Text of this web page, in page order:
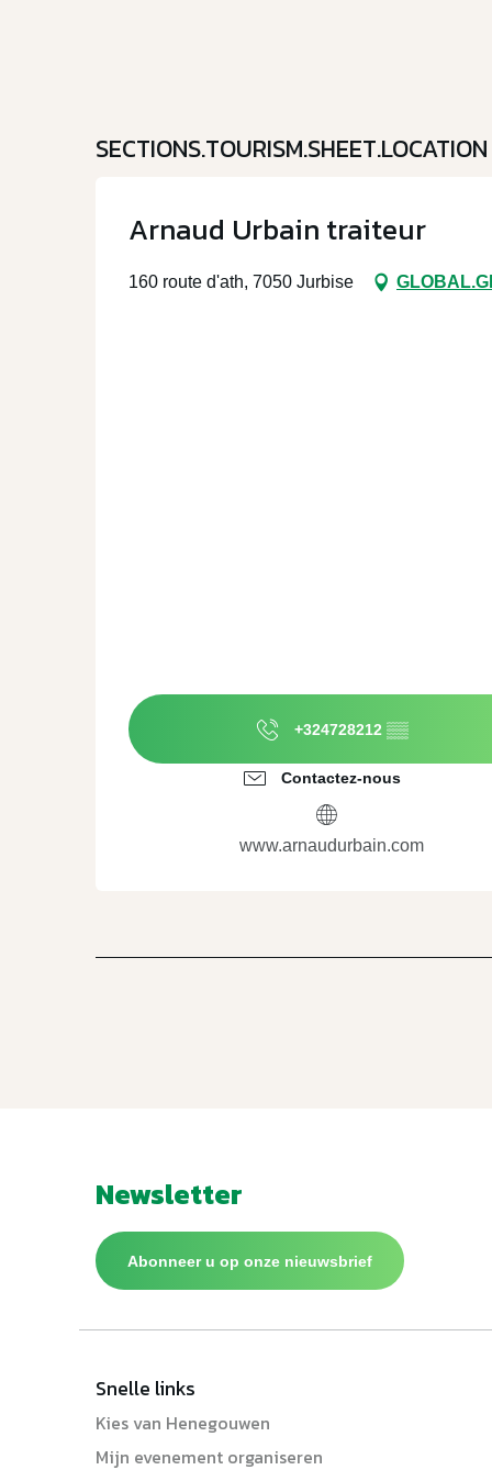
SECTIONS.TOURISM.SHEET.LOCATION
Arnaud Urbain traiteur
160 route d'ath, 7050 Jurbise
+324728212 ▒▒
Contactez-nous
www.arnaudurbain.com
Newsletter
Abonneer u op onze nieuwsbrief
Snelle links
Kies van Henegouwen
Mijn evenement organiseren